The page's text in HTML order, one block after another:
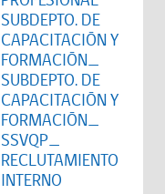
SUBDEPTO. DE
CAPACITACIÓN Y
FORMACIÓN_
SUBDEPTO. DE
CAPACITACIÓN Y
FORMACIÓN_
SSVQP_
RECLUTAMIENTO
INTERNO